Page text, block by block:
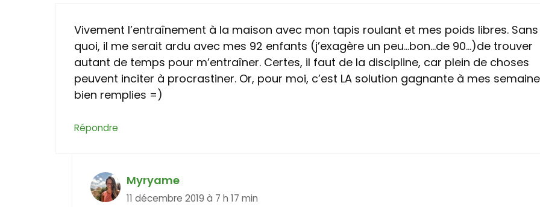
Vivement l’entraînement à la maison avec mon tapis roulant et mes poids libres. Sans
quoi, il me serait ardu avec mes 92 enfants (j’exagère un peu…bon…de 90…)de trouver
autant de temps pour m’entraîner. Certes, il faut de la discipline, car plein de choses
peuvent inciter à procrastiner. Or, pour moi, c’est LA solution gagnante à mes
bien remplies =)
Répondre
Myryame
11 décembre 2019 à 7 h 17 min